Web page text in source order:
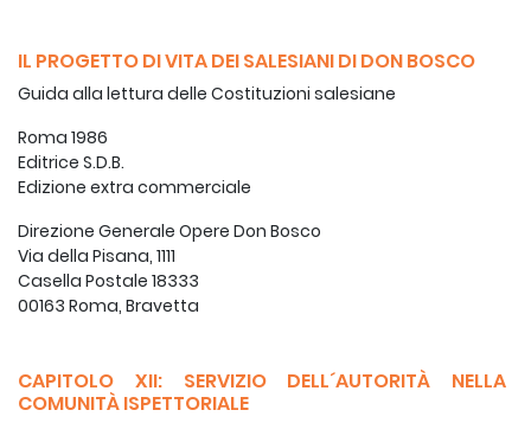
IL PROGETTO DI VITA DEI SALESIANI DI DON BOSCO
Guida alla lettura delle Costituzioni salesiane
Roma 1986
Editrice S.D.B.
Edizione extra commerciale
Direzione Generale Opere Don Bosco
Via della Pisana, 1111
Casella Postale 18333
00163 Roma, Bravetta
CAPITOLO XII: SERVIZIO DELL´AUTORITÀ NELLA
COMUNITÀ ISPETTORIALE